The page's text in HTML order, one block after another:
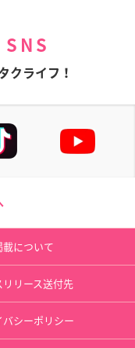
クライフ！
について
リリース送付先
バシーポリシー